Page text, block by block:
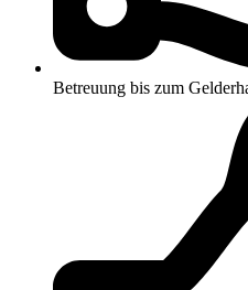
Betreuung bis zum